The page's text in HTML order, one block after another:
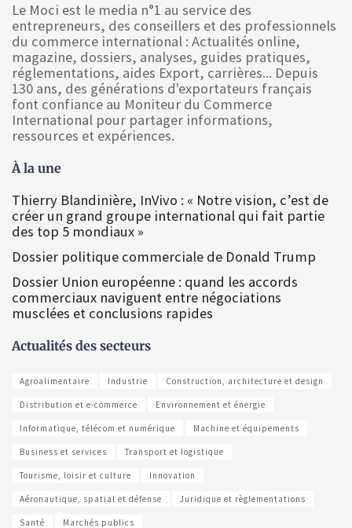
Le Moci est le media n°1 au service des
entrepreneurs, des conseillers et des professionnels
du commerce international : Actualités online,
magazine, dossiers, analyses, guides pratiques,
réglementations, aides Export, carrières... Depuis
130 ans, des générations d'exportateurs français
font confiance au Moniteur du Commerce
International pour partager informations,
ressources et expériences.
À la une
Thierry Blandinière, InVivo : « Notre vision, c’est de
créer un grand groupe international qui fait partie
des top 5 mondiaux »
Dossier politique commerciale de Donald Trump
Dossier Union européenne : quand les accords
commerciaux naviguent entre négociations
musclées et conclusions rapides
Actualités des secteurs
Agroalimentaire Industrie Construction, architecture et design
Distribution et e-commerce Environnement et énergie
Informatique, télécom et numérique Machine et équipements
Business et services Transport et logistique
Tourisme, loisir et culture Innovation
Aéronautique, spatial et défense Juridique et règlementations
Santé Marchés publics